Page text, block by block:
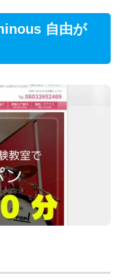
自由が